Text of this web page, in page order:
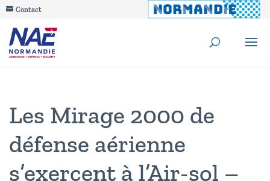
Contact
Les Mirage 2000 de
défense aérienne
s’exercent à l’Air-sol –